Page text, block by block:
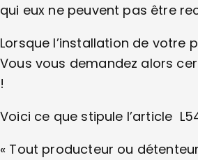
qui eux ne peuvent pas être
Lorsque l’installation de votre
Vous vous demandez alors
!
Voici ce que stipule l’article
« Tout producteur ou